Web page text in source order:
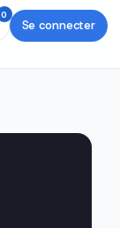
0
Se connecter